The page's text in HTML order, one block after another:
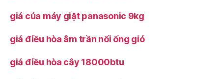
giá của máy giặt panasonic 9kg
giá điều hòa âm trần nối ống gió
giá điều hòa cây 18000btu